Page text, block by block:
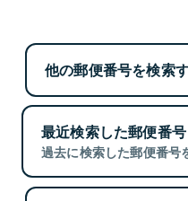
他の郵便番号を検索
最近検索した郵便番号
過去に検索した郵便番号